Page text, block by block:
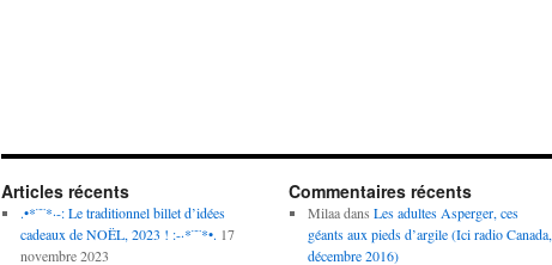
Articles récents
.•*¨¨*·-: Le traditionnel billet d’idées
cadeaux de NOËL, 2023 ! :-·*¨¨*•. 17
novembre 2023
Commentaires récents
Milaadans Les adultes Asperger, ces
géants aux pieds d’argile (Ici radio Canada,
décembre 2016)